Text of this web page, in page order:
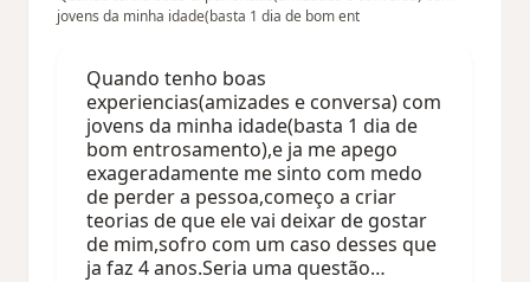
jovens da minha idade(basta 1 dia de bom ent
Quando tenho boas
experiencias(amizades e conversa) com
jovens da minha idade(basta 1 dia de
bom entrosamento),e ja me apego
exageradamente me sinto com medo
de perder a pessoa,começo a criar
teorias de que ele vai deixar de gostar
de mim,sofro com um caso desses que
ja faz 4 anos.Seria uma questão…